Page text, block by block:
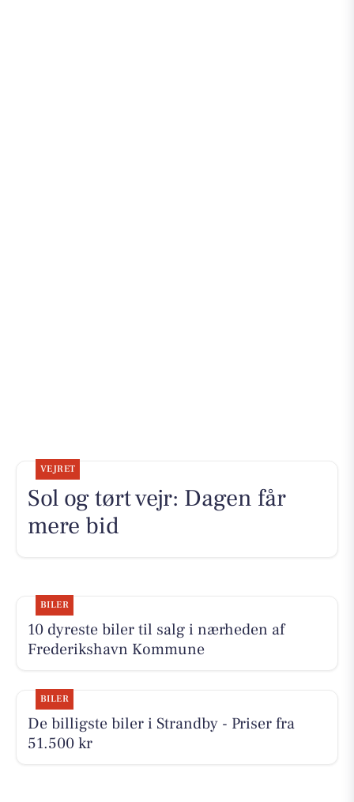
VEJRET
Sol og tørt vejr: Dagen får
mere bid
BILER
10 dyreste biler til salg i nærheden af
Frederikshavn Kommune
BILER
De billigste biler i Strandby - Priser fra
51.500 kr